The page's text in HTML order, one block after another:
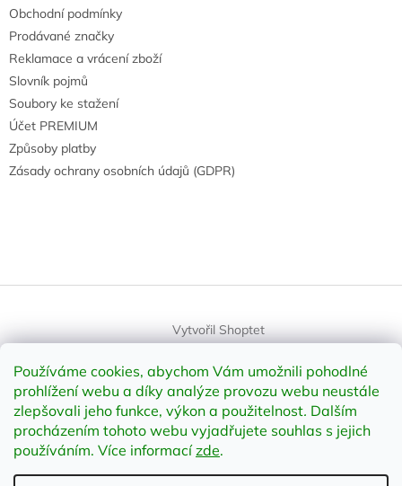
Používáme cookies, abychom Vám umožnili pohodlné
prohlížení webu a díky analýze provozu webu neustále
zlepšovali jeho funkce, výkon a použitelnost. Dalším
procházením tohoto webu vyjadřujete souhlas s jejich
používáním. Více informacízde.
Obchodní podmínky
Prodávané značky
Reklamace a vrácení zboží
Slovník pojmů
Soubory ke stažení
Účet PREMIUM
Způsoby platby
Zásady ochrany osobních údajů (GDPR)
Vytvořil Shoptet
Copyright 2026 element-shop.cz
. Všechna práva vyhrazena.
Upravit nastavení cookies